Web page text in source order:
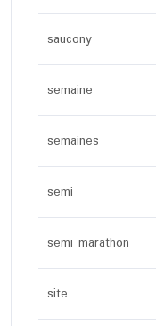
saucony
semaine
semaines
semi
semi marathon
site